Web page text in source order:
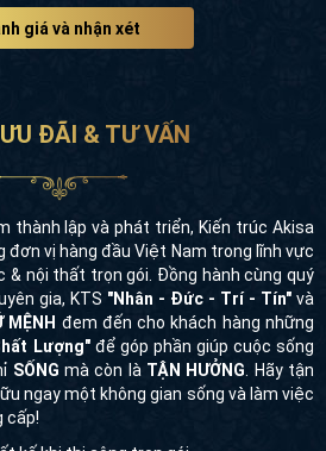
giá và nhận xét
ĐÃI & TƯ VẤN
thành lập và phát triển, Kiến trúc Akisa
vị hàng đầu Việt Nam trong lĩnh vực
& nội thất trọn gói. Đồng hành cùng quý
gia, KTS "Nhân - Đức - Trí - Tín" và
MỆNH đem đến cho khách hàng những
Lượng"để góp phần giúp cuộc sống
SỐNG mà còn là TẬN HƯỞNG. Hãy tận
ngay một không gian sống và làm việc
cấp!